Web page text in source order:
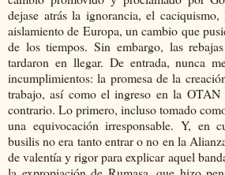
dejase atrás la ignorancia, el
aislamiento de Europa, un cambio que
de los tiempos. Sin embargo, las
tardaron en llegar. De entrada, nunca
incumplimientos: la promesa de la
trabajo, así como el ingreso en la OTAN
contrario. Lo primero, incluso tomado
una equivocación irresponsable. Y, en
busilis no era tanto entrar o no en la
de valentía y rigor para explicar aquel